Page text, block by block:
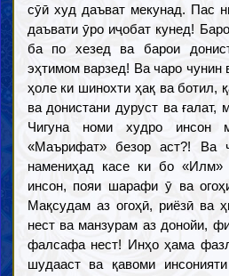
сӯӣ худ даъват мекунад. Пас
даъвати ӯро иҷобат кунед!
ба по хезед ва барои
эҳтимом варзед! Ва чаро чунин
ҳоле ки шинохти ҳақ ва ботил,
ва донистани дуруст ва ғалат,
Чигуна номи худро инсон
«Маърифат» безор аст?! Ва
намениҳад касе ки бо «Илм»
инсон, пояи шарафи ӯ ва
Мақсудам аз огоҳӣ, риёзӣ ва
нест ва манзурам аз донойи,
фалсафа нест! Инҳо ҳама
шудааст ва қавоми